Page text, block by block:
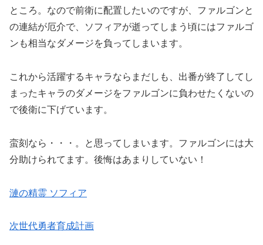
ところ。なので前衛に配置したいのですが、ファルゴンと
の連結が厄介で、ソフィアが逝ってしまう頃にはファルゴ
ンも相当なダメージを負ってしまいます。
これから活躍するキャラならまだしも、出番が終了してし
まったキャラのダメージをファルゴンに負わせたくないの
で後衛に下げています。
蛮刻なら・・・。と思ってしまいます。ファルゴンには大
分助けられてます。後悔はあまりしていない！
漣の精霊 ソフィア
次世代勇者育成計画